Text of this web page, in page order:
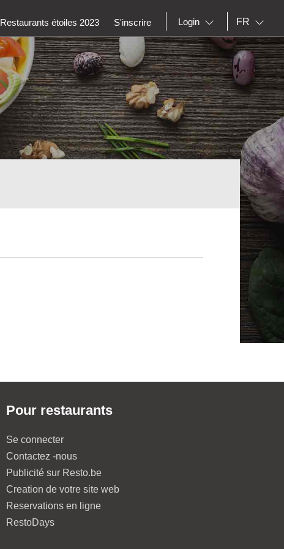
Restaurants étoiles 2023 S'inscrire Login FR
Pour restaurants
Se connecter
Contactez -nous
Publicité sur Resto.be
Creation de votre site web
Reservations en ligne
RestoDays